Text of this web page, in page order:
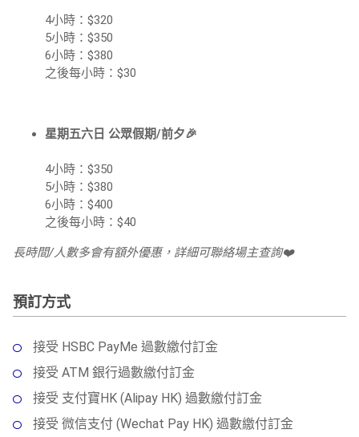
4小時：$320
5小時：$350
6小時：$380
之後每小時：$30
星期五六日 公眾假期/前夕🎉
4小時：$350
5小時：$380
6小時：$400
之後每小時：$40
長時間/人數多會有額外優惠，詳細可聯絡場主查詢❤️
預訂方式
接受 HSBC PayMe 過數繳付訂金
接受 ATM 銀行過數繳付訂金
接受 支付寶HK (Alipay HK) 過數繳付訂金
接受 微信支付 (Wechat Pay HK) 過數繳付訂金